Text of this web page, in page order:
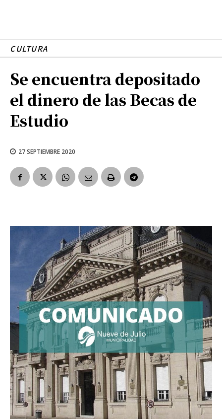
CULTURA
Se encuentra depositado
el dinero de las Becas de
Estudio
27 SEPTIEMBRE 2020